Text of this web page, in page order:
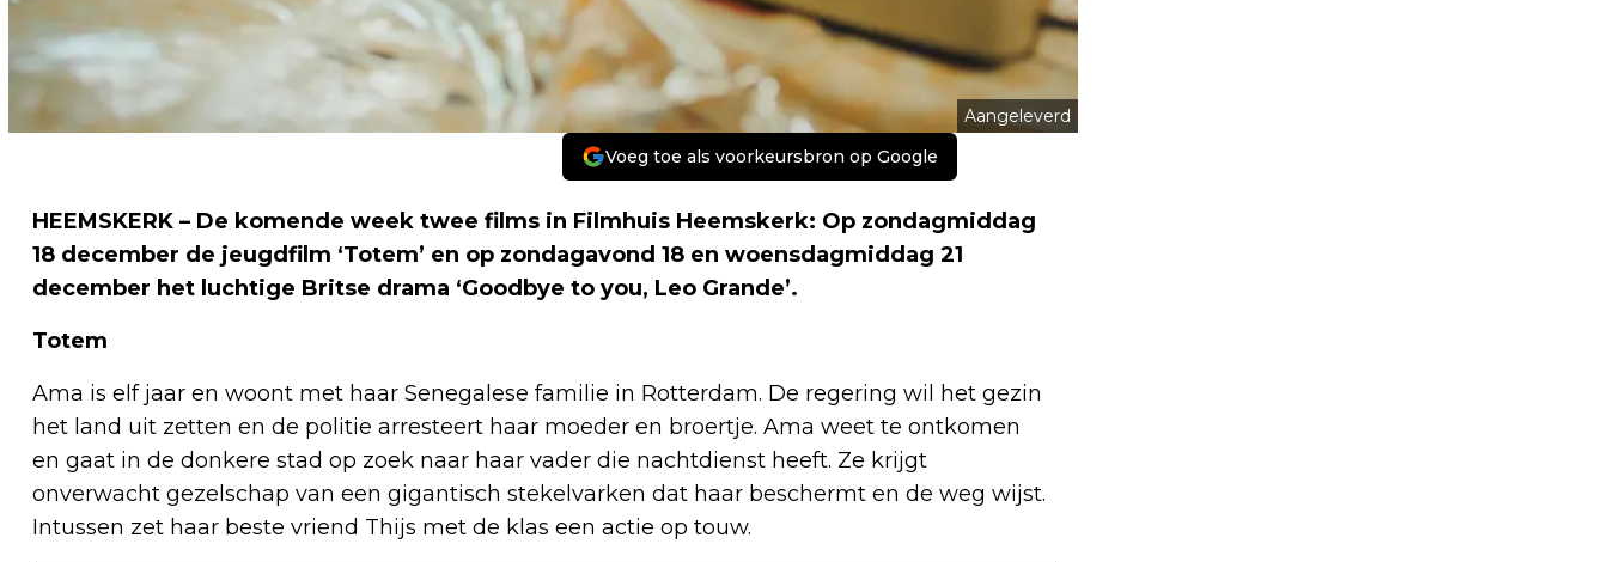
Aangeleverd
Voeg toe als voorkeursbron op Google
HEEMSKERK – De komende week twee films in Filmhuis Heemskerk: Op zondagmiddag
18 december de jeugdfilm ‘Totem’ en op zondagavond 18 en woensdagmiddag 21
december het luchtige Britse drama ‘Goodbye to you, Leo Grande’.
Totem
Ama is elf jaar en woont met haar Senegalese familie in Rotterdam. De regering wil het gezin
het land uit zetten en de politie arresteert haar moeder en broertje. Ama weet te ontkomen
en gaat in de donkere stad op zoek naar haar vader die nachtdienst heeft. Ze krijgt
onverwacht gezelschap van een gigantisch stekelvarken dat haar beschermt en de weg wijst.
Intussen zet haar beste vriend Thijs met de klas een actie op touw.